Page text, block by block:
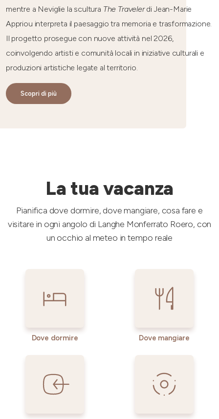
mentre a Neviglie la scultura The Travelerdi Jean-Marie
Appriou interpreta il paesaggio tra memoria e trasformazione.
Il progetto prosegue con nuove attività nel 2026,
coinvolgendo artisti e comunità locali in iniziative culturali e
produzioni artistiche legate al territorio.
Scopri di più
La tua vacanza
Pianifica dove dormire, dove mangiare, cosa fare e
visitare in ogni angolo di Langhe Monferrato Roero, con
un occhio al meteo in tempo reale
Dove dormire Dove mangiare